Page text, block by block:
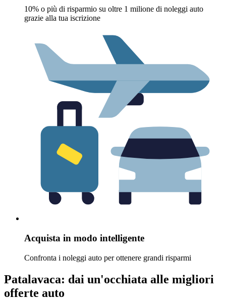
10% o più di risparmio su oltre 1 milione di noleggi auto
grazie alla tua iscrizione
Acquista in modo intelligente
Confronta i noleggi auto per ottenere grandi risparmi
Patalavaca: dai un'occhiata alle migliori
offerte auto